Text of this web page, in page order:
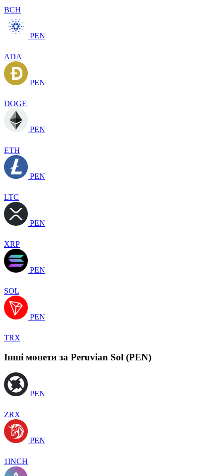
BCH
PEN
ADA
PEN
DOGE
PEN
ETH
PEN
LTC
PEN
XRP
PEN
SOL
PEN
TRX
Інші монети за Peruvian Sol (PEN)
PEN
ZRX
PEN
1INCH